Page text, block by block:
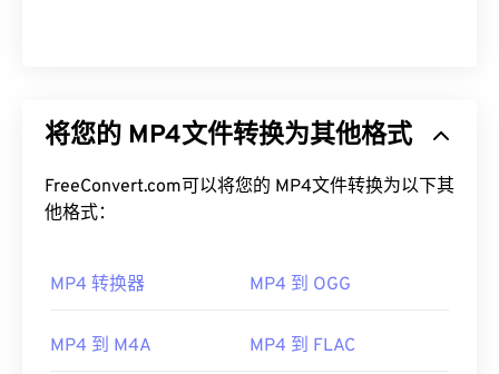
将您的 MP4文件转换为其他格式
FreeConvert.com可以将您的 MP4文件转换为以下其
他格式：
MP4 转换器 MP4 到 OGG
MP4 到 M4A MP4 到 FLAC